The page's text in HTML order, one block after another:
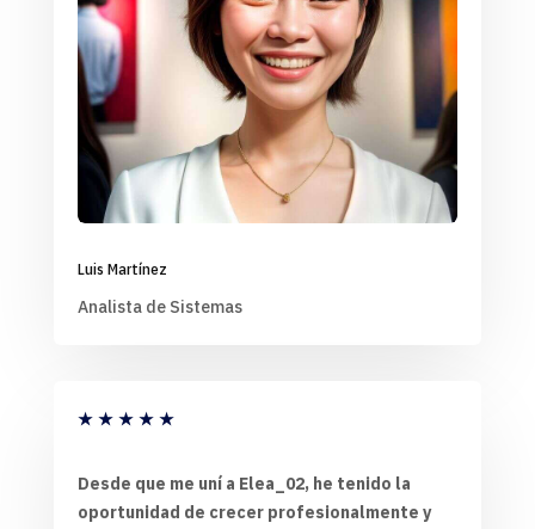
Luis Martínez
Analista de Sistemas
★ ★ ★ ★ ★
Desde que me uní a Elea_02, he tenido la
oportunidad de crecer profesionalmente y